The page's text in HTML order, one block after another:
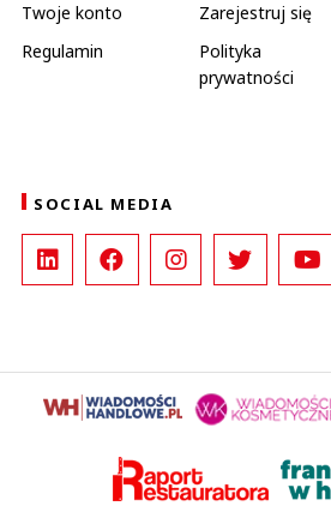
Twoje konto
Zarejestruj się
Regulamin
Polityka
prywatności
SOCIAL MEDIA